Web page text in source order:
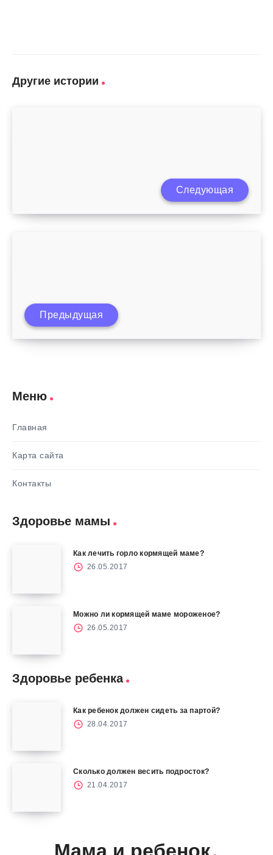
Другие истории
Симптомы аутизма у 2 летнего ребенка
Следующая
Как выбрать подушку для ребенка 1-3
Предыдущая
Меню
Главная
Карта сайта
Контакты
Здоровье мамы
Как лечить горло кормящей маме?
26.05.2017
Можно ли кормящей маме мороженое?
26.05.2017
Здоровье ребенка
Как ребенок должен сидеть за партой?
28.04.2017
Сколько должен весить подросток?
21.04.2017